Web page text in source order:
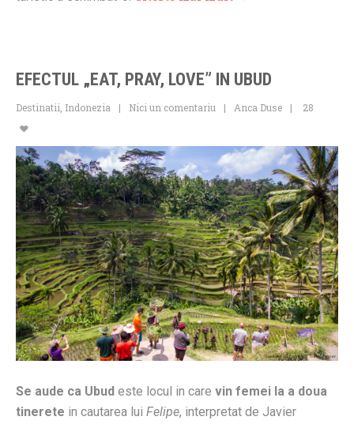
EFECTUL „EAT, PRAY, LOVE” IN UBUD
Destinatii, Indonezia Nici un comentariu Anca Duse 28
Se aude ca Ubud este locul in care vin femei la a doua
tinerete in cautarea lui Felipe, interpretat de Javier